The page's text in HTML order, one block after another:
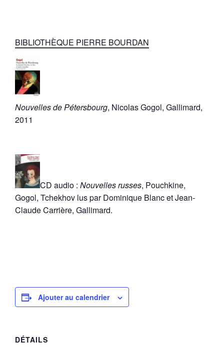
BIBLIOTHÈQUE PIERRE BOURDAN
Nouvelles de Pétersbourg, Nicolas Gogol, Gallimard,
2011
CD audio : Nouvelles russes, Pouchkine,
Gogol, Tchekhov lus par Dominique Blanc et Jean-
Claude Carrière, Gallimard.
Ajouter au calendrier
DÉTAILS